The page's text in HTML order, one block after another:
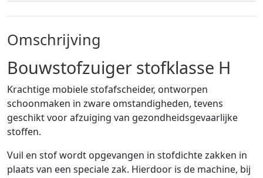
Omschrijving
Bouwstofzuiger stofklasse H
Krachtige mobiele stofafscheider, ontworpen
schoonmaken in zware omstandigheden, tevens
geschikt voor afzuiging van gezondheidsgevaarlijke
stoffen.
Vuil en stof wordt opgevangen in stofdichte zakken in
plaats van een speciale zak. Hierdoor is de machine, bij